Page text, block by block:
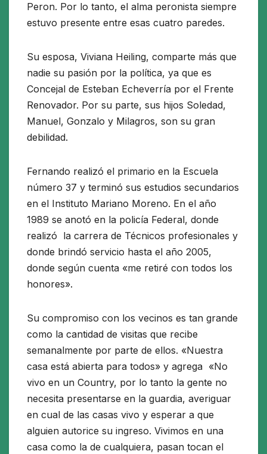
Peron. Por lo tanto, el alma peronista siempre
estuvo presente entre esas cuatro paredes.
Su esposa, Viviana Heiling, comparte más que
nadie su pasión por la política, ya que es
Concejal de Esteban Echeverría por el Frente
Renovador. Por su parte, sus hijos Soledad,
Manuel, Gonzalo y Milagros, son su gran
debilidad.
Fernando realizó el primario en la Escuela
número 37 y terminó sus estudios secundarios
en el Instituto Mariano Moreno. En el año
1989 se anotó en la policía Federal, donde
realizó la carrera de Técnicos profesionales y
donde brindó servicio hasta el año 2005,
donde según cuenta «me retiré con todos los
honores».
Su compromiso con los vecinos es tan grande
como la cantidad de visitas que recibe
semanalmente por parte de ellos. «Nuestra
casa está abierta para todos» y agrega «No
vivo en un Country, por lo tanto la gente no
necesita presentarse en la guardia, averiguar
en cual de las casas vivo y esperar a que
alguien autorice su ingreso. Vivimos en una
casa como la de cualquiera, pasan tocan el